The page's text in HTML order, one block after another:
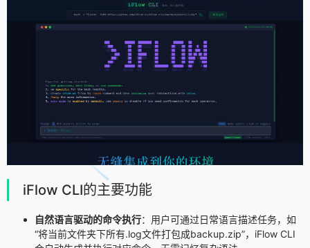
iFlow CLI的主要功能
自然语言驱动的命令执行：用户可通过日常语言描述任务，如
“将当前文件夹下所有.log文件打包成backup.zip”，iFlow CLI